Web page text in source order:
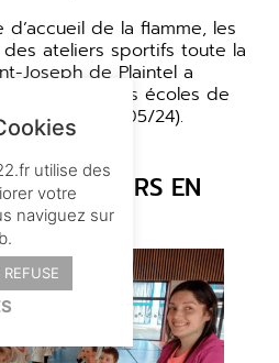
de la flamme, les
ateliers sportifs toute la
Joseph de Plaintel a
d’une des écoles de
02/05/24).
LUTTEURS EN
utilise des
votre
naviguez sur
REFUSE